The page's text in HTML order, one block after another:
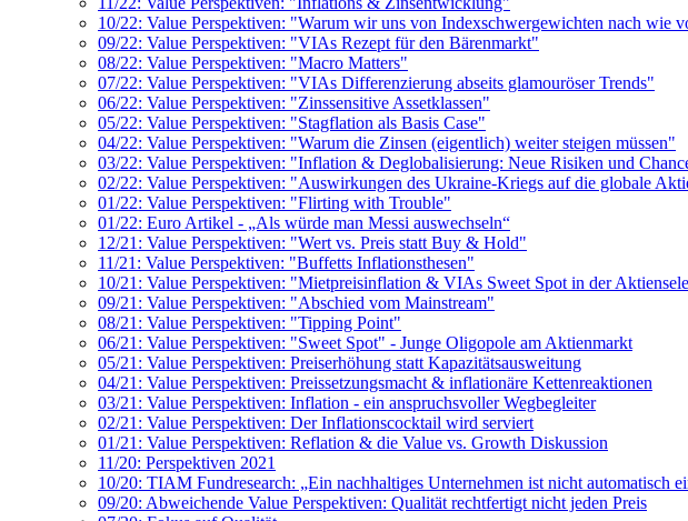
10/22: Value Perspektiven: "Warum wir uns von Indexschwergewichten nach wie
09/22: Value Perspektiven: "VIAs Rezept für den Bärenmarkt"
08/22: Value Perspektiven: "Macro Matters"
07/22: Value Perspektiven: "VIAs Differenzierung abseits glamouröser Trends"
06/22: Value Perspektiven: "Zinssensitive Assetklassen"
05/22: Value Perspektiven: "Stagflation als Basis Case"
04/22: Value Perspektiven: "Warum die Zinsen (eigentlich) weiter steigen müssen"
03/22: Value Perspektiven: "Inflation & Deglobalisierung: Neue Risiken und
02/22: Value Perspektiven: "Auswirkungen des Ukraine-Kriegs auf die globale
01/22: Value Perspektiven: "Flirting with Trouble"
01/22: Euro Artikel - „Als würde man Messi auswechseln“
12/21: Value Perspektiven: "Wert vs. Preis statt Buy & Hold"
11/21: Value Perspektiven: "Buffetts Inflationsthesen"
10/21: Value Perspektiven: "Mietpreisinflation & VIAs Sweet Spot in der
09/21: Value Perspektiven: "Abschied vom Mainstream"
08/21: Value Perspektiven: "Tipping Point"
06/21: Value Perspektiven: "Sweet Spot" - Junge Oligopole am Aktienmarkt
05/21: Value Perspektiven: Preiserhöhung statt Kapazitätsausweitung
04/21: Value Perspektiven: Preissetzungsmacht & inflationäre Kettenreaktionen
03/21: Value Perspektiven: Inflation - ein anspruchsvoller Wegbegleiter
02/21: Value Perspektiven: Der Inflationscocktail wird serviert
01/21: Value Perspektiven: Reflation & die Value vs. Growth Diskussion
11/20: Perspektiven 2021
10/20: TIAM Fundresearch: „Ein nachhaltiges Unternehmen ist nicht automatisch
09/20: Abweichende Value Perspektiven: Qualität rechtfertigt nicht jeden Preis